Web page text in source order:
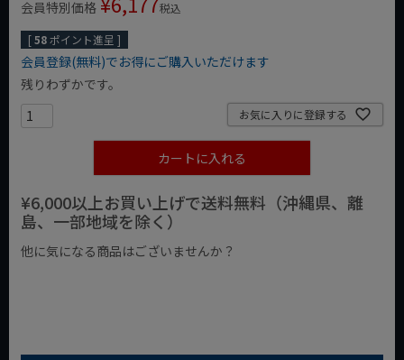
会員特別価格 税込
[58ポイント進呈 ]
会員登録(無料)でお得にご購入いただけます
残りわずかです。
お気に入りに登録する
カートに入れる
¥6,000以上お買い上げで送料無料（沖縄県、離
島、一部地域を除く）
他に気になる商品はございませんか？